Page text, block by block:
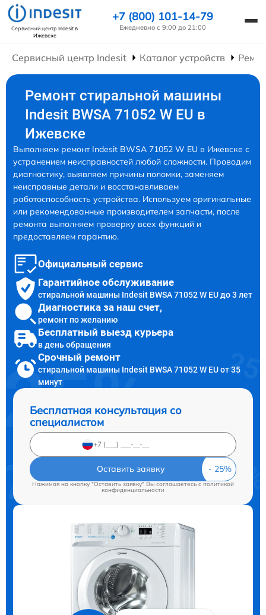
Сервисный центр Indesitв
Ижевске
+7 (800) 101-14-79
Ежедневно с 9:00 до 21:00
Сервисный центр Indesit Каталог устройств
Ремонт стиральной машины
Indesit BWSA 71052 W EU в
Ижевске
Выполняем ремонт Indesit BWSA 71052 W EU в Ижевске с
устранением неисправностей любой сложности. Проводим
диагностику, выявляем причины поломки, заменяем
неисправные детали и восстанавливаем
работоспособность устройства. Используем оригинальные
или рекомендованные производителем запчасти, после
ремонта выполняем проверку всех функций и
предоставляем гарантию.
Официальный сервис
Гарантийное обслуживание
стиральной машины Indesit BWSA 71052 W EU до 3 лет
Диагностика за наш счет,
ремонт по желанию
Бесплатный выезд курьера
в день обращения
Срочный ремонт
стиральной машины Indesit BWSA 71052 W EU от 35
минут
Бесплатная консультация со
специалистом
Оставить заявку
Нажимая на кнопку "Оставить заявку" Вы соглашаетесь cполитикой
конфиденциальности